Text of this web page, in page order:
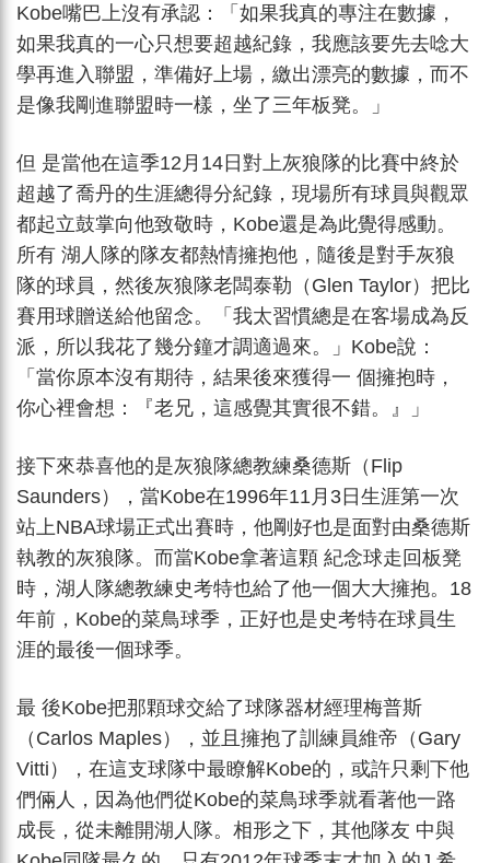
Kobe嘴巴上沒有承認：「如果我真的專注在數據，
如果我真的一心只想要超越紀錄，我應該要先去唸大
學再進入聯盟，準備好上場，繳出漂亮的數據，而不
是像我剛進聯盟時一樣，坐了三年板凳。」
但 是當他在這季12月14日對上灰狼隊的比賽中終於
超越了喬丹的生涯總得分紀錄，現場所有球員與觀眾
都起立鼓掌向他致敬時，Kobe還是為此覺得感動。
所有 湖人隊的隊友都熱情擁抱他，隨後是對手灰狼
隊的球員，然後灰狼隊老闆泰勒（Glen Taylor）把比
賽用球贈送給他留念。「我太習慣總是在客場成為反
派，所以我花了幾分鐘才調適過來。」Kobe說：
「當你原本沒有期待，結果後來獲得一 個擁抱時，
你心裡會想：『老兄，這感覺其實很不錯。』」
接下來恭喜他的是灰狼隊總教練桑德斯（Flip
Saunders），當Kobe在1996年11月3日生涯第一次
站上NBA球場正式出賽時，他剛好也是面對由桑德斯
執教的灰狼隊。而當Kobe拿著這顆 紀念球走回板凳
時，湖人隊總教練史考特也給了他一個大大擁抱。18
年前，Kobe的菜鳥球季，正好也是史考特在球員生
涯的最後一個球季。
最 後Kobe把那顆球交給了球隊器材經理梅普斯
（Carlos Maples），並且擁抱了訓練員維帝（Gary
Vitti），在這支球隊中最瞭解Kobe的，或許只剩下他
們倆人，因為他們從Kobe的菜鳥球季就看著他一路
成長，從未離開湖人隊。相形之下，其他隊友 中與